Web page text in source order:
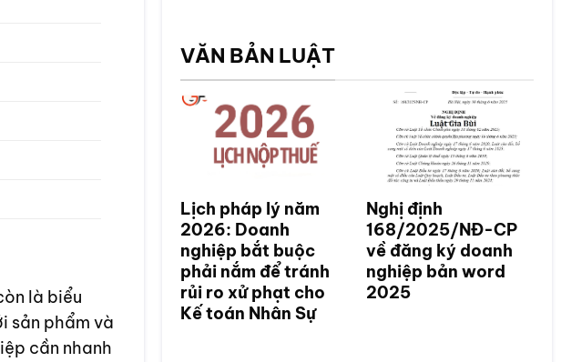
là biểu
sản phẩm và
cần nhanh
VĂN BẢN LUẬT
Lịch pháp lý năm
2026: Doanh
nghiệp bắt buộc
phải nắm để tránh
rủi ro xử phạt cho
Kế toán Nhân Sự
Nghị định
168/2025/NĐ-CP
về đăng ký doanh
nghiệp bản word
2025